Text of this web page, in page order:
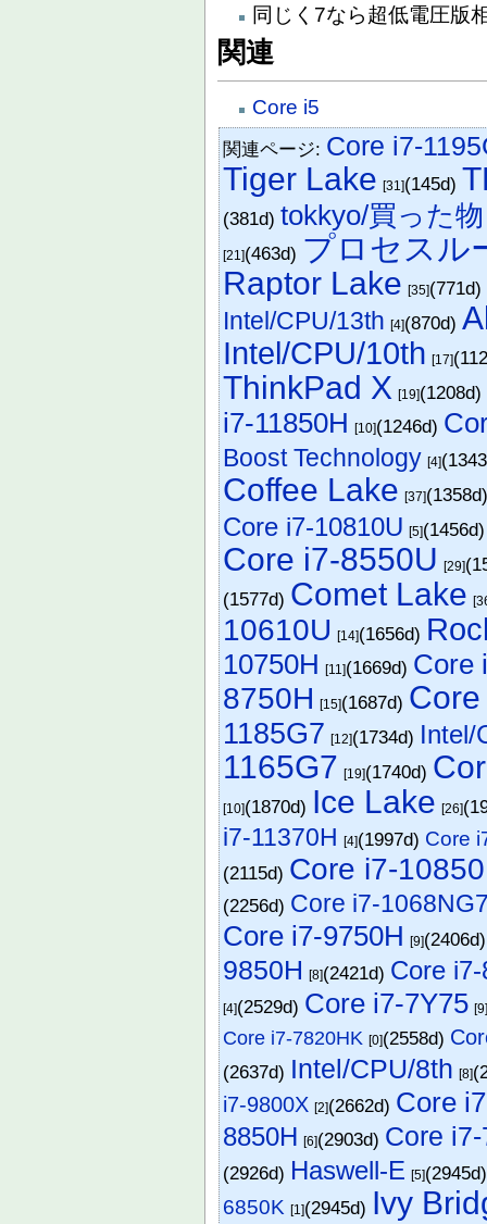
同じく7なら超低電圧版
関連
Core i5
関連ページ: Core i7-
Tiger Lake [31](145d)
(381d)tokkyo/買った物
[21](463d) プロセスル
Raptor Lake [35](771d)
Intel/CPU/13th [4](870d)
Intel/CPU/10th [17]
ThinkPad X [19](1208d)
i7-11850H [10](1246d)
Boost Technology [4]
Coffee Lake [37]
Core i7-10810U [5]
Core i7-8550U [29]
(1577d) Comet Lake
10610U [14](1656d)
10750H [11](1669d) Core
8750H [15](1687d)
1185G7 [12](1734d) Intel/
1165G7 [19](1740d)
[10](1870d) Ice Lake [26]
i7-11370H [4](1997d) Core
(2115d) Core i7-
(2256d) Core i7-
Core i7-9750H [9]
9850H [8](2421d) Core
[4](2529d) Core i7-7Y75
Core i7-7820HK [0](2558d)
(2637d) Intel/CPU/8th [8]
i7-9800X [2](2662d) Core
8850H [6](2903d) Core
(2926d) Haswell-E [5]
6850K [1](2945d) Ivy